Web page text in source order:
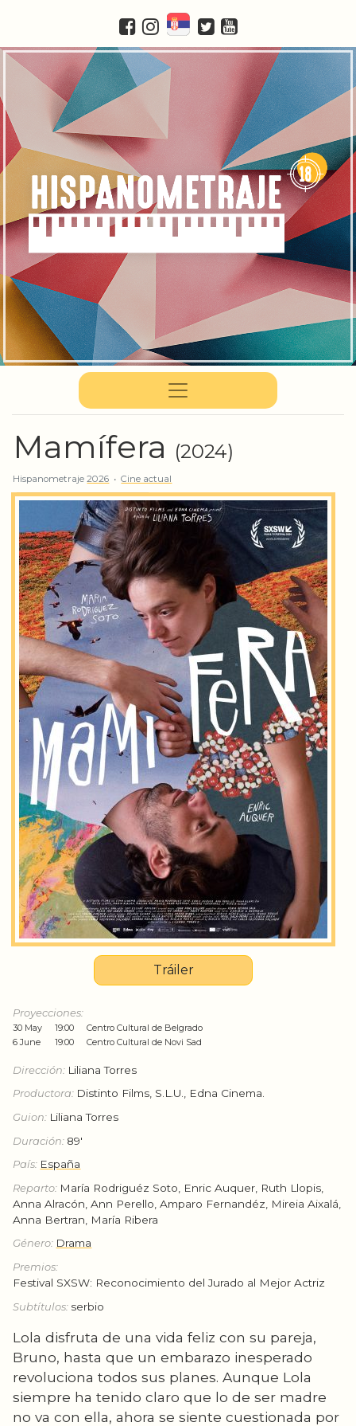
Mamífera (2024)
Hispanometraje2026 •Cine actual
Tráiler
Proyecciones:
30 May 19:00
Centro Cultural de Belgrado
6 June
19:00 Centro Cultural de Novi Sad
Dirección: Liliana Torres
Productora: Distinto Films, S.L.U., Edna Cinema.
Guion: Liliana Torres
Duración: 89'
País: España
Reparto: María Rodriguéz Soto, Enric Auquer, Ruth Llopis,
Anna Alracón, Ann Perello, Amparo Fernandéz, Mireia Aixalá,
Anna Bertran, María Ribera
Género: Drama
Premios:
Festival SXSW: Reconocimiento del Jurado al Mejor Actriz
Subtítulos: serbio
Lola disfruta de una vida feliz con su pareja,
Bruno, hasta que un embarazo inesperado
revoluciona todos sus planes. Aunque Lola
siempre ha tenido claro que lo de ser madre
no va con ella, ahora se siente cuestionada por